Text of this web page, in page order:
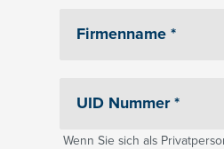
Wenn Sie sich als